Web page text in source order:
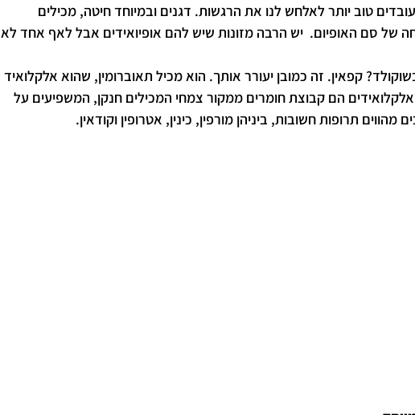
טוב יותר לאלחש לנו את הרגשות. דגנים ובמיוחד חיטה, מכילים
של סם האופיום.  יש הרבה מזונות שיש להם אופיואידים אבל לאף אחד לא
קפאין. זה כמובן יעורר אותך. הוא מכיל תאוברומין, שהוא אלקלואיד
הם קבוצת חומרים ממקור צמחי המכילים חנקן, המשפיעים על
תרופות חשובות, ביניהן מורפין, כינין, אטרופין וקודאין.